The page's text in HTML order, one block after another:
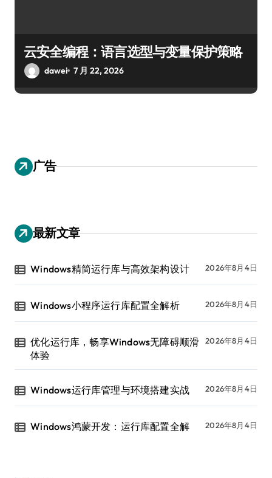
云安全编程：语言选型与变量保护策略
dawei 7 月 22, 2026
广告
最新文章
Windows精简运行库与高效架构设计 2026年8月4日
Windows小程序运行库配置全解析 2026年8月4日
优化运行库，畅享Windows无障碍顺滑
体验
2026年8月4日
Windows运行库管理与环境搭建实战 2026年8月4日
Windows鸿蒙开发：运行库配置全解 2026年8月4日